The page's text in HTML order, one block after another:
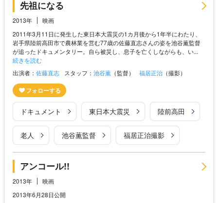
先祖になる
2013年
映画
2011年3月11日に発生した東日本大震災の1カ月後から1年半にわたり、
岩手県陸前高田市で農林業を営む77歳の佐藤直志さんの姿を池谷薫監督
が追ったドキュメンタリー。自ら被災し、息子を亡くしながらも、い...
続きを読む
出演者： 佐藤直志 スタッフ： 池谷薫 （監督） 福居正治 （撮影）
ドキュメント 東日本大震災 陸前高田
老人 池谷薫監督 福居正治撮影
アンコール!!
2013年
映画
2013年6月28日公開